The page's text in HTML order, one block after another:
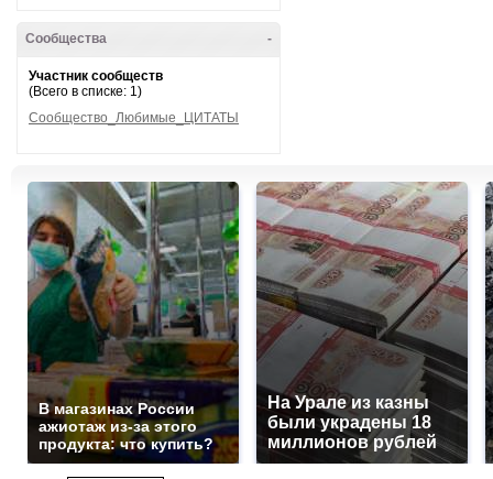
-
Сообщества
Участник сообществ
(Всего в списке: 1)
Сообщество_Любимые_ЦИТАТЫ
В магазинах России
ажиотаж из-за этого
продукта: что купить?
На Урале из казны
были украдены 18
миллионов рублей